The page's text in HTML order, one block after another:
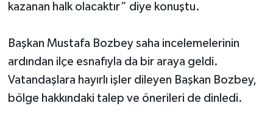
kazanan halk olacaktır” diye konuştu.
Başkan Mustafa Bozbey saha incelemelerinin
ardından ilçe esnafıyla da bir araya geldi.
Vatandaşlara hayırlı işler dileyen Başkan Bozbey,
bölge hakkındaki talep ve önerileri de dinledi.